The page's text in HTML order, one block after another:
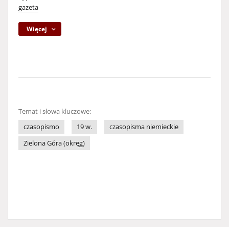
gazeta
Więcej
Temat i słowa kluczowe:
czasopismo
19 w.
czasopisma niemieckie
Zielona Góra (okręg)